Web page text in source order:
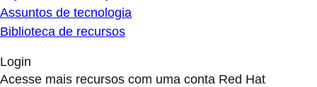
Assuntos de tecnologia
Biblioteca de recursos
Login
Acesse mais recursos com uma conta Red Hat